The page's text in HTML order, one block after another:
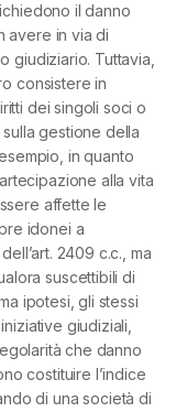
il danno
avere in via di
giudiziario. Tuttavia,
consistere in
dei singoli soci o
gestione della
in quanto
alla vita
affette le
idonei a
2409 c.c., ma
suscettibili di
ipotesi, gli stessi
giudiziali,
che danno
costituire l’indice
di una società di